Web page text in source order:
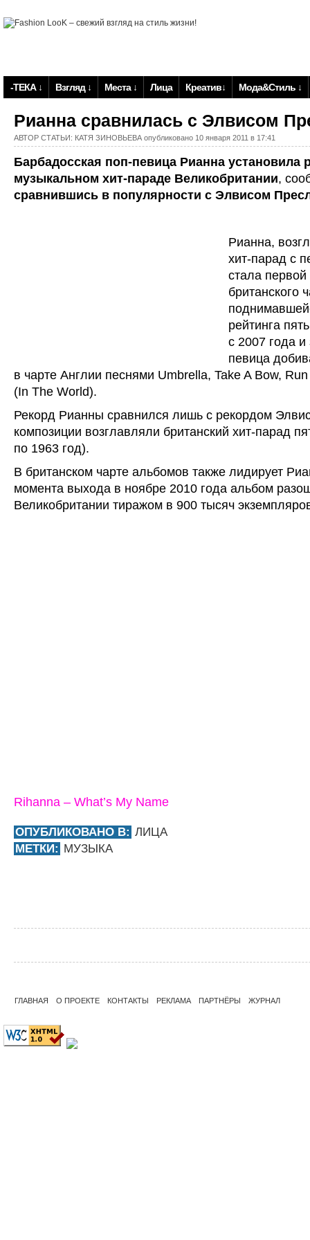
-ТЕКА ↓ Взгляд ↓ Места ↓ Лица Креатив↓ Мода&Стиль ↓
Рианна сравнилась с Элвисом
АВТОР СТАТЬИ: КАТЯ ЗИНОВЬЕВА опубликовано 10 января 2011 в 17:41
Барбадосская поп-певица Рианна установила
музыкальном хит-параде Великобритании,
сравнившись в популярности с Элвисом
Рианна,
хит-парад с
стала первой
британского
рейтинга
с 2007 года и
певица
в чарте Англии песнями Umbrella, Take A Bow,
(In The World).
Рекорд Рианны сравнился лишь с рекордом
композиции возглавляли британский хит-парад
по 1963 год).
В британском чарте альбомов также лидирует
момента выхода в ноябре 2010 года альбом
Великобритании тиражом в 900 тысяч
Rihanna – What’s My Name
ОПУБЛИКОВАНО В: ЛИЦА
МЕТКИ: МУЗЫКА
ГЛАВНАЯ О ПРОЕКТЕ КОНТАКТЫ РЕКЛАМА ПАРТНЁРЫ ЖУРНАЛ